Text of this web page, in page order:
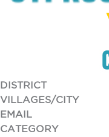
DISTRICT
VILLAGES/CITY
EMAIL
CATEGORY